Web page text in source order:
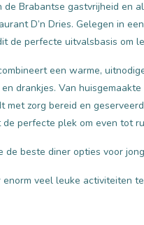
de Brabantse gastvrijheid en
D’n Dries. Gelegen in
de perfecte uitvalsbasis om
een warme,
drankjes. Van
met zorg bereid en
de perfecte plek om even tot
de beste diner opties voor
enorm veel leuke activiteiten